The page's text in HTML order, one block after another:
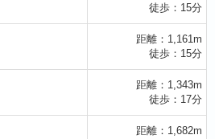
徒歩：15分
距離：1,161m
徒歩：15分
距離：1,343m
徒歩：17分
距離：1,682m